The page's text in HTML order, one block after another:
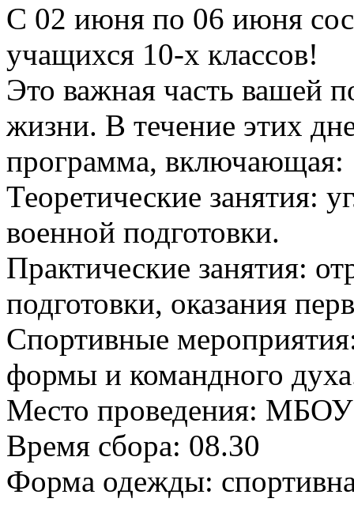
С 02 июня по 06 июня
учащихся 10-х классов!
Это важная часть вашей
жизни. В течение этих
программа, включающая:
Теоретические занятия:
военной подготовки.
Практические занятия:
подготовки, оказания
Спортивные
формы и командного
Место проведения:
Время сбора: 08.30
Форма одежды: